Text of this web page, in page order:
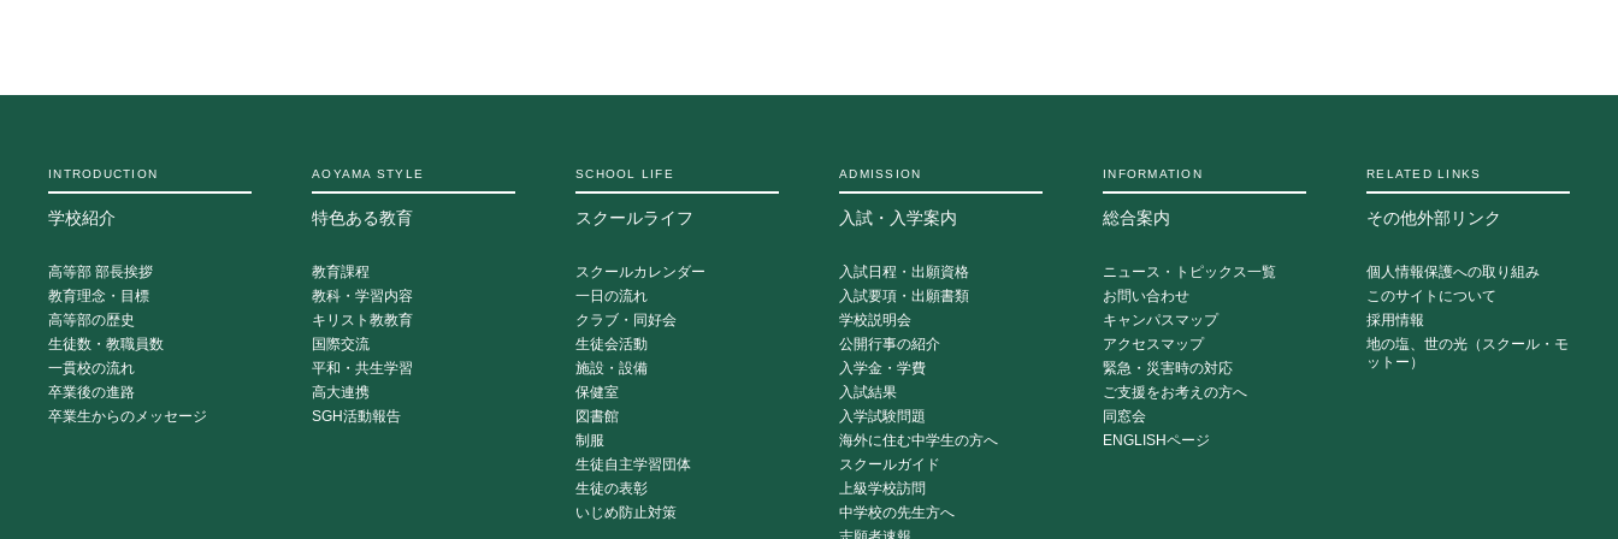
INTRODUCTION
学校紹介
高等部 部長挨拶
教育理念・目標
高等部の歴史
生徒数・教職員数
一貫校の流れ
卒業後の進路
卒業生からのメッセージ
AOYAMA STYLE
特色ある教育
教育課程
教科・学習内容
キリスト教教育
国際交流
平和・共生学習
高大連携
SGH活動報告
SCHOOL LIFE
スクールライフ
スクールカレンダー
一日の流れ
クラブ・同好会
生徒会活動
施設・設備
保健室
図書館
制服
生徒自主学習団体
生徒の表彰
いじめ防止対策
ADMISSION
入試・入学案内
入試日程・出願資格
入試要項・出願書類
学校説明会
公開行事の紹介
入学金・学費
入試結果
入学試験問題
海外に住む中学生の方へ
スクールガイド
上級学校訪問
中学校の先生方へ
INFORMATION
総合案内
ニュース・トピックス一覧
お問い合わせ
キャンパスマップ
アクセスマップ
緊急・災害時の対応
ご支援をお考えの方へ
同窓会
ENGLISHページ
RELATED LINKS
その他外部リンク
個人情報保護への取り組み
このサイトについて
採用情報
地の塩、世の光（スクール・モ
ットー）